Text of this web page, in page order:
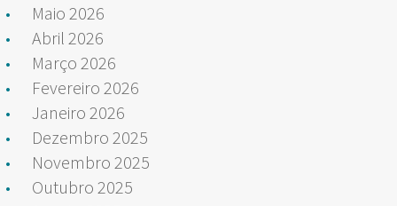
Maio 2026
Abril 2026
Março 2026
Fevereiro 2026
Janeiro 2026
Dezembro 2025
Novembro 2025
Outubro 2025